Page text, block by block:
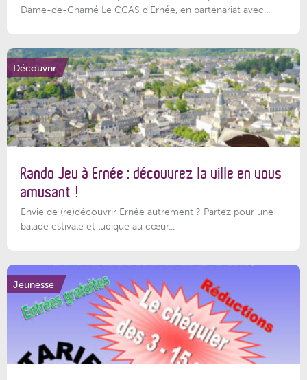
Dame-de-Charné Le CCAS d’Ernée, en partenariat avec...
Découvrir
Rando Jeu à Ernée : découvrez la ville en vous
amusant !
Envie de (re)découvrir Ernée autrement ? Partez pour une
balade estivale et ludique au cœur...
Jeunesse